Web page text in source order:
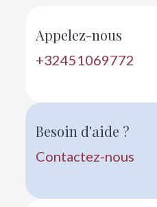
Appelez-nous
+32451069772
Besoin d'aide ?
Contactez-nous